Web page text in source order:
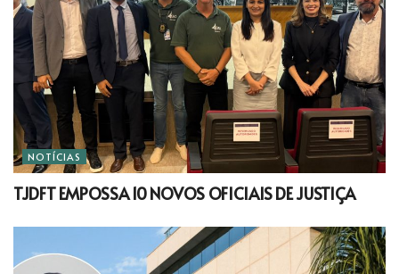
NOTÍCIAS
TJDFT EMPOSSA 10 NOVOS OFICIAIS DE JUSTIÇA